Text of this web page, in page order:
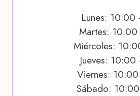
Lunes:
Martes:
Miércoles:
Jueves:
Viernes:
Sábado: